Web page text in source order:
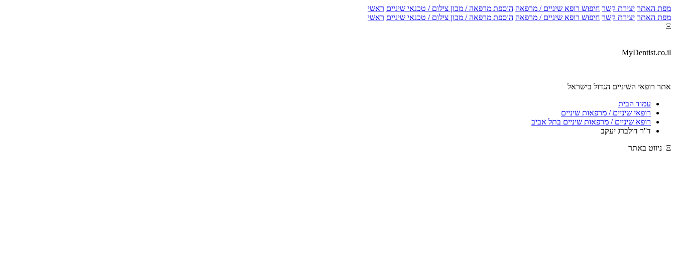
מפת האתר יצירת קשר חיפוש רופא שיניים / מרפאה הוספת מרפאה / מכון צילום / טכנאי שיניים ראשי
מפת האתר יצירת קשר חיפוש רופא שיניים / מרפאה הוספת מרפאה / מכון צילום / טכנאי שיניים ראשי
Ξ
MyDentist.co.il
אתר רופאי השיניים הגדול בישראל
עמוד הבית
רופאי שיניים / מרפאות שיניים
רופא שיניים / מרפאות שיניים בתל אביב
ד''ר דולברג יעקב
Ξ ניווט באתר